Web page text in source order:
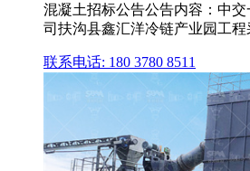
混凝土招标公告公告内容：中
司扶沟县鑫汇洋冷链产业园工程
联系电话: 180 3780 8511